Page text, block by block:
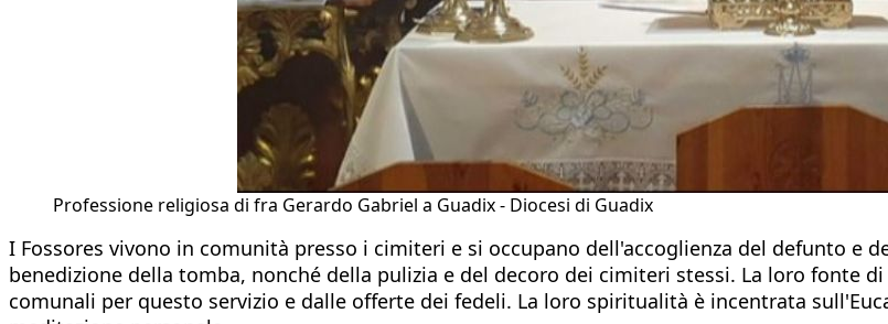
Professione religiosa di fra Gerardo Gabriel a Guadix - Diocesi di Guadix
I Fossores vivono in comunità presso i cimiteri e si occupano dell'accoglienza del defunto e
benedizione della tomba, nonché della pulizia e del decoro dei cimiteri stessi. La loro fonte
comunali per questo servizio e dalle offerte dei fedeli. La loro spiritualità è incentrata